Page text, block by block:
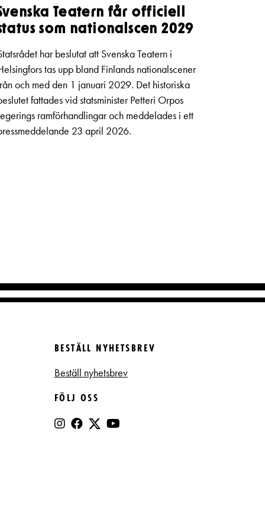
Teatern får officiell
som nationalscen 2029
har beslutat att Svenska Teatern i
tas upp bland Finlands nationalscener
och med den 1 januari 2029. Det historiska
fattades vid statsminister Petteri Orpos
ramförhandlingar och meddelades i ett
23 april 2026.
BESTÄLL NYHETSBREV
Beställ nyhetsbrev
FÖLJ OSS